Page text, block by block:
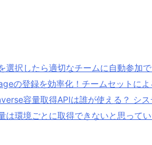
選択したら適切なチームに自動参加
の登録を効率化！チームセットに
容量取得APIは誰が使える？ シ
は環境ごとに取得できないと思って